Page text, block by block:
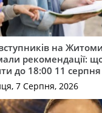
на
рекомендації:
до 18:00 11 серпня
7 Серпня, 2026